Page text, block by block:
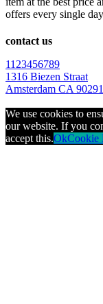
offers every single
contact us
1123456789
1316 Biezen Straat
Amsterdam CA 90291
We use cookies to
our website. If you
accept this.OkCookie